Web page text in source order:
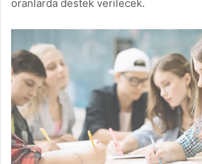
oranlarda destek verilecek.